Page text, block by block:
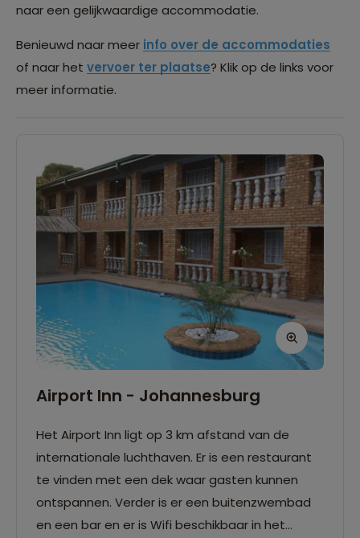
naar een gelijkwaardige accommodatie.
Benieuwd naar meer info over de accommodaties
of naar het vervoer ter plaatse? Klik op de links voor
meer informatie.
Airport Inn - Johannesburg
Het Airport Inn ligt op 3 km afstand van de
internationale luchthaven. Er is een restaurant
te vinden met een dek waar gasten kunnen
ontspannen. Verder is er een buitenzwembad
en een bar en er is Wifi beschikbaar in het